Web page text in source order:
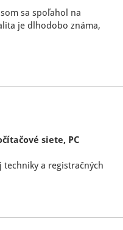
sa spoľahol na
je dlhodobo známa,
siete, PC
techniky a registračných